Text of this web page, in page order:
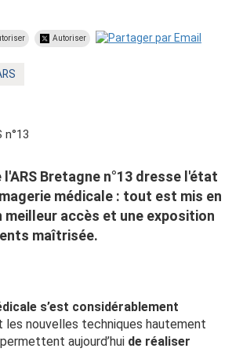
Autoriser
Bretagne n°13 dresse l'état
médicale : tout est mis en
accès et une exposition
maîtrisée.
s’est considérablement
les nouvelles techniques hautement
aujourd’hui de réaliser